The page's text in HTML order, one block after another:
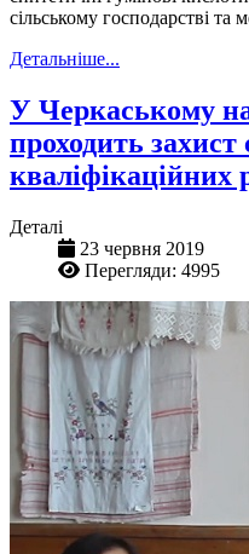
сільському господарстві та
Детальніше...
У Черкаському
проходить захист
кваліфікаційних
Деталі
23 червня 2019
Перегляди: 4995